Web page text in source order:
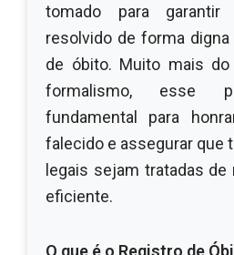
tomado para
resolvido de forma
de óbito. Muito mais
formalismo, esse
fundamental para
falecido e assegurar que
legais sejam tratadas
eficiente.